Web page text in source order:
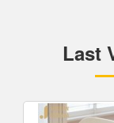
Last